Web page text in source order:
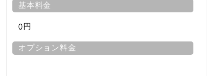
基本料金
0円
オプション料金